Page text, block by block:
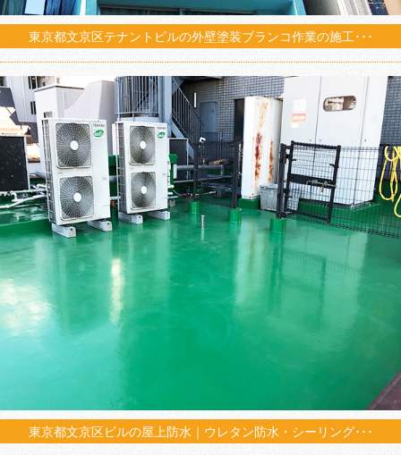
東京都文京区テナントビルの外壁塗装ブランコ作業の施工･･･
東京都文京区ビルの屋上防水｜ウレタン防水・シーリング･･･